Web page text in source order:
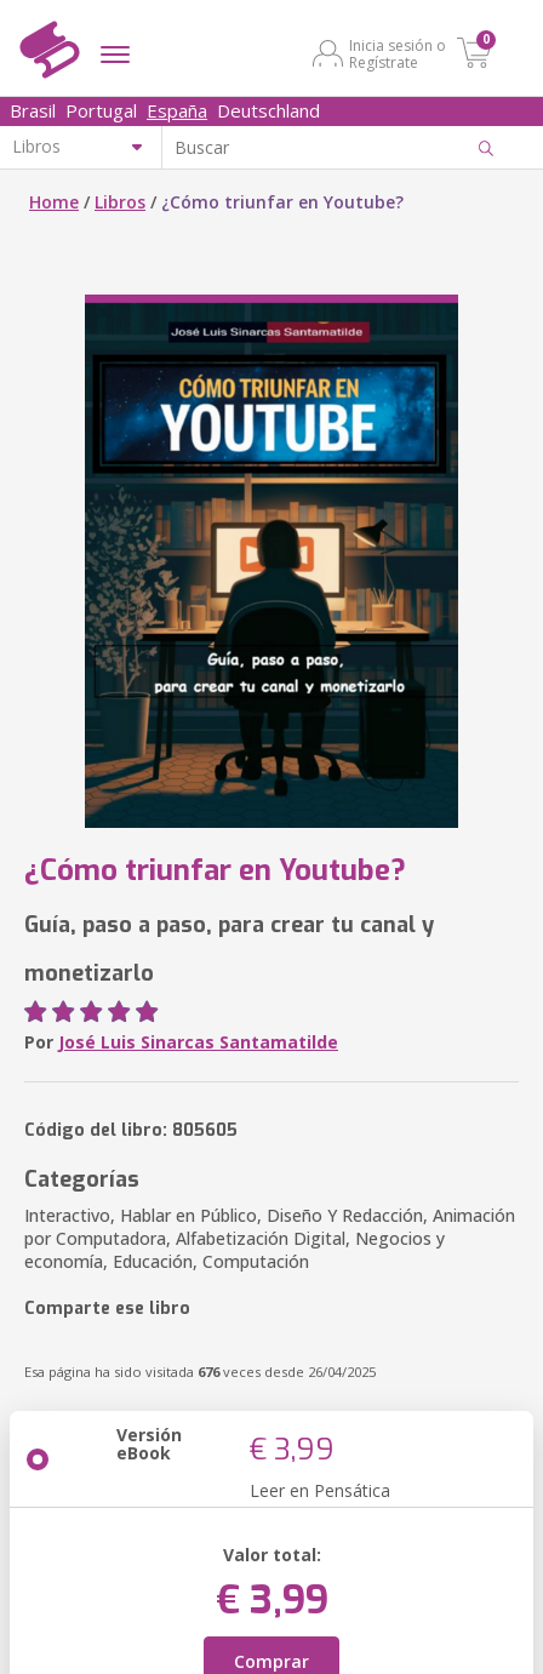
Inicia sesión o
Regístrate
0
Brasil Portugal España Deutschland
Home / Libros / ¿Cómo triunfar en Youtube?
¿Cómo triunfar en Youtube?
Guía, paso a paso, para crear tu canal y
monetizarlo
Por José Luis Sinarcas Santamatilde
Código del libro: 805605
Categorías
Interactivo, Hablar en Público, Diseño Y Redacción, Animación
por Computadora, Alfabetización Digital, Negocios y
economía, Educación, Computación
Comparte ese libro
Esa página ha sido visitada 676veces desde 26/04/2025
Versión
eBook € 3,99
Leer en Pensática
Valor total:
€ 3,99
Comprar